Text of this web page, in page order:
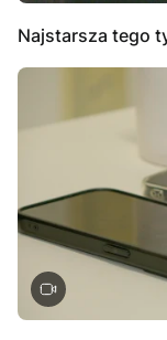
Najstarsza tego